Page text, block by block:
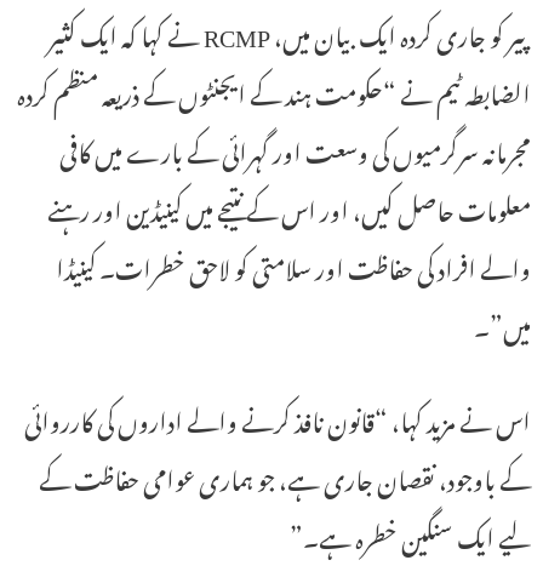
پیر کو جاری کردہ ایک بیان میں، RCMP نے کہا کہ ایک کثیر
الضابطہ ٹیم نے “حکومت ہند کے ایجنٹوں کے ذریعہ منظم کردہ
مجرمانہ سرگرمیوں کی وسعت اور گہرائی کے بارے میں کافی
معلومات حاصل کیں، اور اس کے نتیجے میں کینیڈین اور رہنے
والے افراد کی حفاظت اور سلامتی کو لاحق خطرات۔ کینیڈا
میں”۔
اس نے مزید کہا، “قانون نافذ کرنے والے اداروں کی کارروائی
کے باوجود، نقصان جاری ہے، جو ہماری عوامی حفاظت کے
لیے ایک سنگین خطرہ ہے۔”